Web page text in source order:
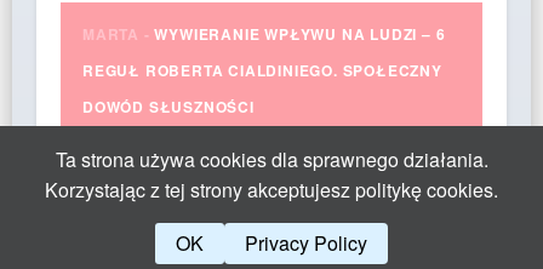
MARTA -WYWIERANIE WPŁYWU NA LUDZI – 6
REGUŁ ROBERTA CIALDINIEGO. SPOŁECZNY
DOWÓD SŁUSZNOŚCI
Ta strona używa cookies dla sprawnego działania.
Korzystając z tej strony akceptujesz politykę cookies.
OK
Privacy Policy